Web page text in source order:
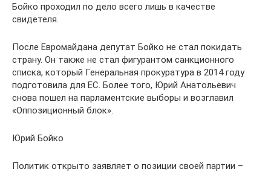
Бойко проходил по дело всего лишь в качестве
свидетеля.
После Евромайдана депутат Бойко не стал покидать
страну. Он также не стал фигурантом санкционного
списка, который Генеральная прокуратура в 2014 году
подготовила для ЕС. Более того, Юрий Анатольевич
снова пошел на парламентские выборы и возглавил
«Оппозиционный блок».
Юрий Бойко
Политик открыто заявляет о позиции своей партии –